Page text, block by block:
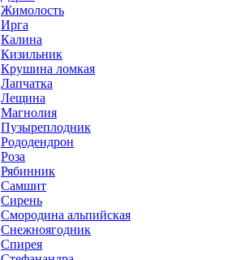
Жимолость
Ирга
Калина
Кизильник
Крушина ломкая
Лапчатка
Лещина
Магнолия
Пузыреплодник
Рододендрон
Роза
Рябинник
Самшит
Сирень
Смородина альпийская
Снежноягодник
Спирея